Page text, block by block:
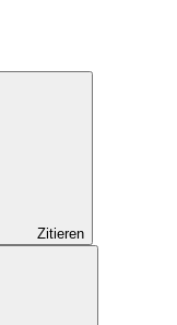
Zitieren